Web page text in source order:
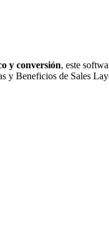
y conversión, este
y Beneficios de Sales